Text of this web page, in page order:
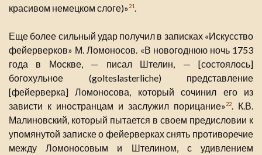
красивом немецком слоге)»21.
Еще более сильный удар получил в записках «Искусство
фейерверков» М. Ломоносов. «В новогоднюю ночь 1753
года в Москве, — писал Штелин, — [состоялось]
богохульное (golteslasterliche) представление
[фейерверка] Ломоносова, который сочинил его из
зависти к иностранцам и заслужил порицание»22. К.В.
Малиновский, который пытается в своем предисловии к
упомянутой записке о фейерверках снять противоречие
между Ломоносовым и Штелином, с удивлением